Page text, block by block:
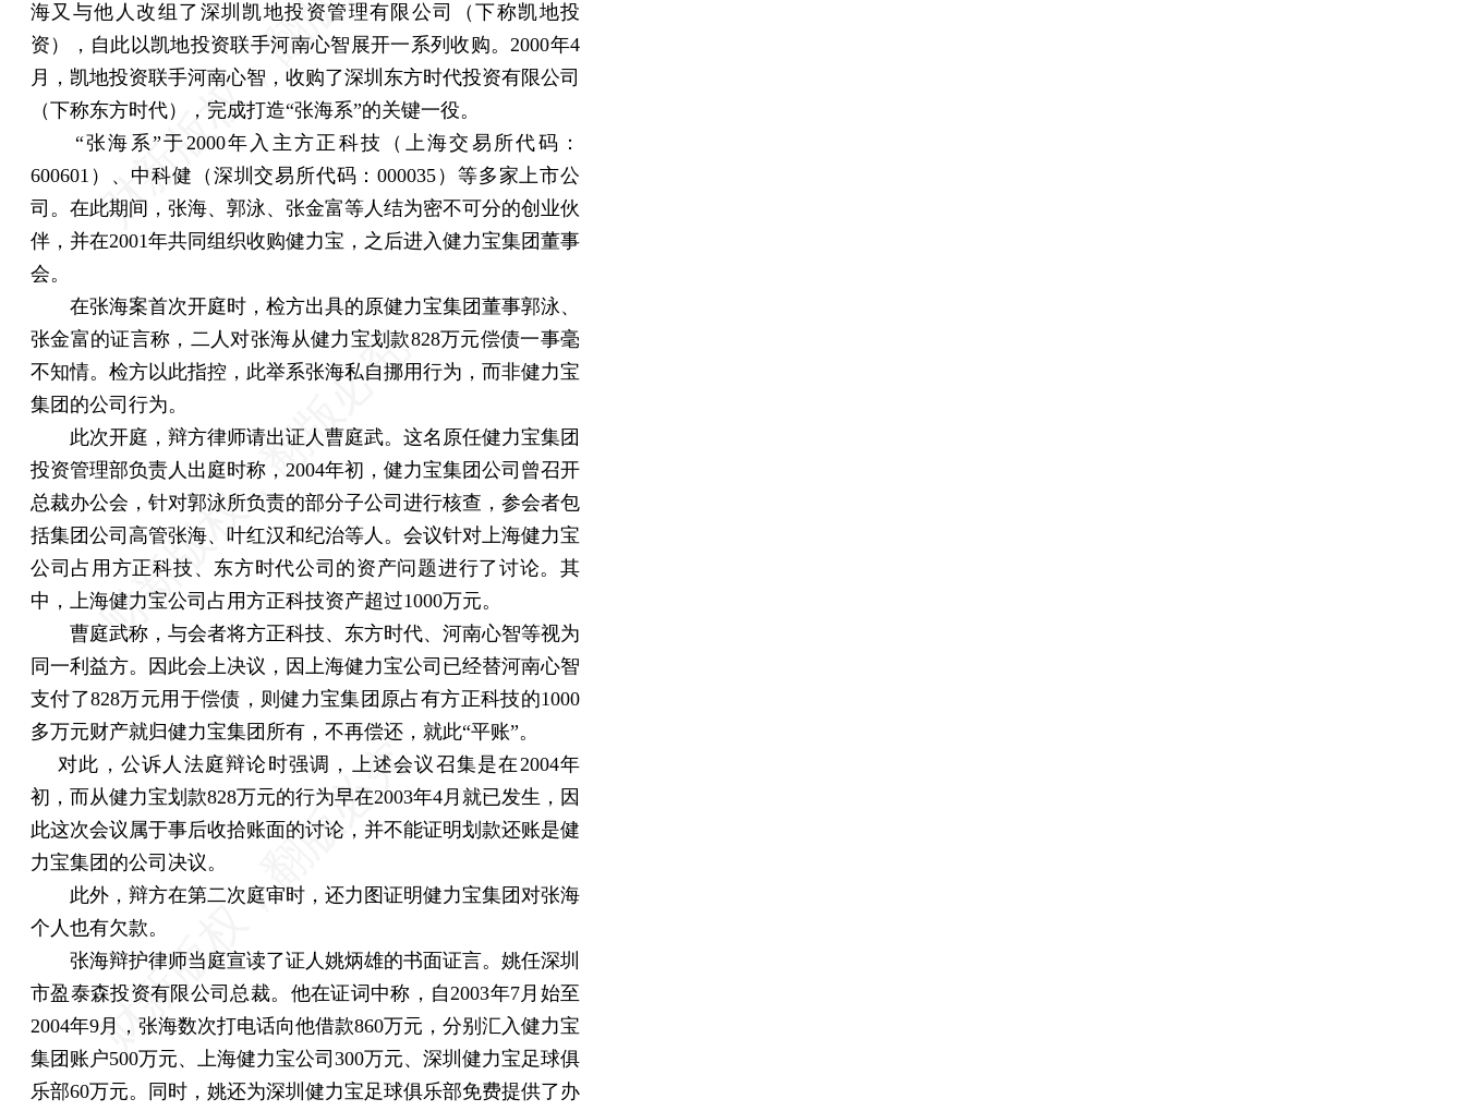
海又与他人改组了深圳凯地投资管理有限公司（下称凯地投
资），自此以凯地投资联手河南心智展开一系列收购。2000年4
月，凯地投资联手河南心智，收购了深圳东方时代投资有限公司
（下称东方时代），完成打造“张海系”的关键一役。
“张海系”于2000年入主方正科技（上海交易所代码：
600601）、中科健（深圳交易所代码：000035）等多家上市公
司。在此期间，张海、郭泳、张金富等人结为密不可分的创业伙
伴，并在2001年共同组织收购健力宝，之后进入健力宝集团董事
会。
在张海案首次开庭时，检方出具的原健力宝集团董事郭泳、
张金富的证言称，二人对张海从健力宝划款828万元偿债一事毫
不知情。检方以此指控，此举系张海私自挪用行为，而非健力宝
集团的公司行为。
此次开庭，辩方律师请出证人曹庭武。这名原任健力宝集团
投资管理部负责人出庭时称，2004年初，健力宝集团公司曾召开
总裁办公会，针对郭泳所负责的部分子公司进行核查，参会者包
括集团公司高管张海、叶红汉和纪治等人。会议针对上海健力宝
公司占用方正科技、东方时代公司的资产问题进行了讨论。其
中，上海健力宝公司占用方正科技资产超过1000万元。
曹庭武称，与会者将方正科技、东方时代、河南心智等视为
同一利益方。因此会上决议，因上海健力宝公司已经替河南心智
支付了828万元用于偿债，则健力宝集团原占有方正科技的1000
多万元财产就归健力宝集团所有，不再偿还，就此“平账”。
对此，公诉人法庭辩论时强调，上述会议召集是在2004年
初，而从健力宝划款828万元的行为早在2003年4月就已发生，因
此这次会议属于事后收拾账面的讨论，并不能证明划款还账是健
力宝集团的公司决议。
此外，辩方在第二次庭审时，还力图证明健力宝集团对张海
个人也有欠款。
张海辩护律师当庭宣读了证人姚炳雄的书面证言。姚任深圳
市盈泰森投资有限公司总裁。他在证词中称，自2003年7月始至
2004年9月，张海数次打电话向他借款860万元，分别汇入健力宝
集团账户500万元、上海健力宝公司300万元、深圳健力宝足球俱
乐部60万元。同时，姚还为深圳健力宝足球俱乐部免费提供了办